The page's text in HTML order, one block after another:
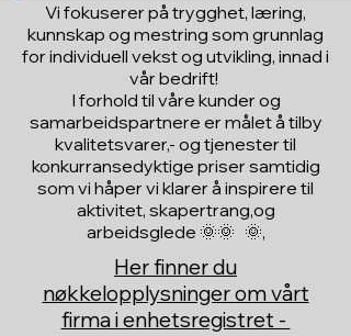
Vi fokuserer på trygghet, læring,
kunnskap og mestring som grunnlag
for individuell vekst og utvikling, innad i
vår bedrift!
I forhold til våre kunder og
samarbeidspartnere er målet å tilby
kvalitetsvarer,- og tjenester til
konkurransedyktige priser samtidig
som vi håper vi klarer å inspirere til
aktivitet, skapertrang,og
arbeidsglede 🌞🌞 🌞,
Her finner du
nøkkelopplysninger om vårt
firma i enhetsregistret -